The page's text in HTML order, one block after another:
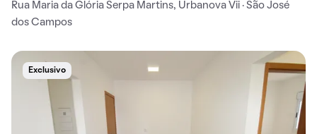
Rua Maria da Glória Serpa Martins, Urbanova Vii · São José
dos Campos
Exclusivo